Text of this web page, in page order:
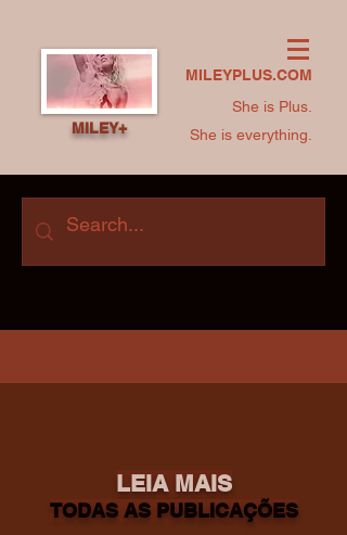
MILEYPLUS.COM
She is Plus.
She is everything.
MILEY+
LEIA MAIS
TODAS AS PUBLICAÇÕES